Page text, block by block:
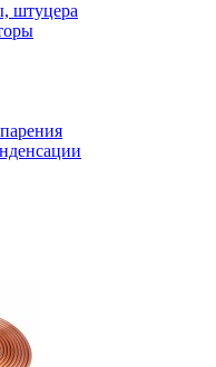
штуцера